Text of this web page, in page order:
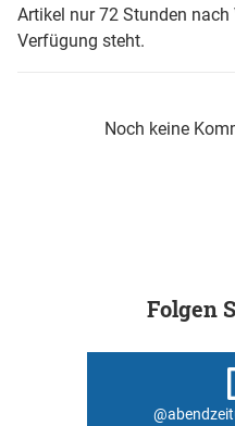
Artikel nur 72 Stunden
Verfügung steht.
Noch keine
Folgen